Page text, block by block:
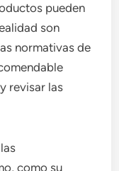
pueden
son
normativas de
revisar las
como su